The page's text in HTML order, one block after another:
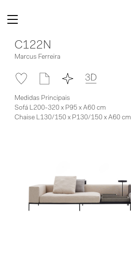
Toggle
C122N
Marcus Ferreira
Medidas Principais
Sofá L200-320 x P95 x A60 cm
Chaise L130/150 x P130/150 x A60 cm